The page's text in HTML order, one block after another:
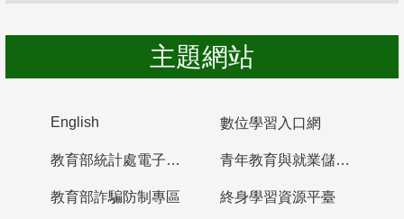
主題網站
English 數位學習入口網
教育部統計處電子書櫃 青年教育與就業儲蓄帳戶
教育部詐騙防制專區 終身學習資源平臺